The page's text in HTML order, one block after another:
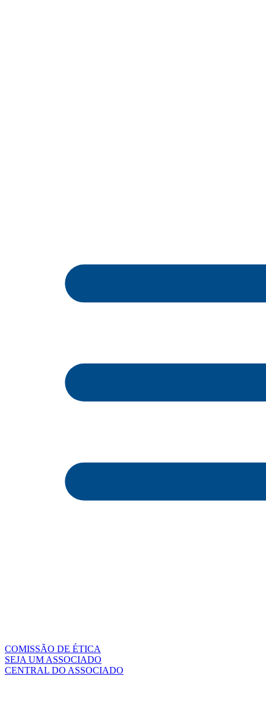
COMISSÃO DE ÉTICA
SEJA UM ASSOCIADO
CENTRAL DO ASSOCIADO